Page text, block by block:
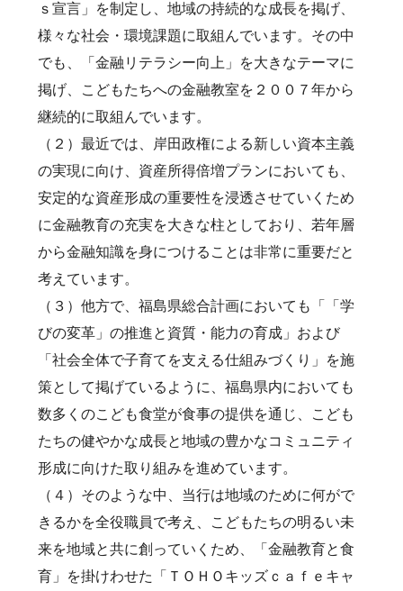
ｓ宣言」を制定し、地域の持続的な成長を掲げ、
様々な社会・環境課題に取組んでいます。その中
でも、「金融リテラシー向上」を大きなテーマに
掲げ、こどもたちへの金融教室を２００７年から
継続的に取組んでいます。
（２）最近では、岸田政権による新しい資本主義
の実現に向け、資産所得倍増プランにおいても、
安定的な資産形成の重要性を浸透させていくため
に金融教育の充実を大きな柱としており、若年層
から金融知識を身につけることは非常に重要だと
考えています。
（３）他方で、福島県総合計画においても「「学
びの変革」の推進と資質・能力の育成」および
「社会全体で子育てを支える仕組みづくり」を施
策として掲げているように、福島県内においても
数多くのこども食堂が食事の提供を通じ、こども
たちの健やかな成長と地域の豊かなコミュニティ
形成に向けた取り組みを進めています。
（４）そのような中、当行は地域のために何がで
きるかを全役職員で考え、こどもたちの明るい未
来を地域と共に創っていくため、「金融教育と食
育」を掛けわせた「ＴＯＨＯキッズｃａｆｅキャ